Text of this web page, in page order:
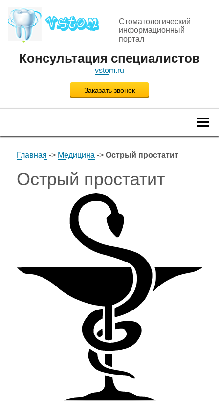
Стоматологический
информационный
портал
Консультация специалистов
vstom.ru
Заказать звонок
Главная -> Медицина -> Острый простатит
Острый простатит